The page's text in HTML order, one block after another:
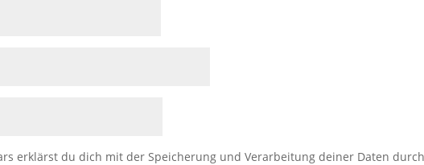
erklärst du dich mit der Speicherung und Verarbeitung deiner Daten